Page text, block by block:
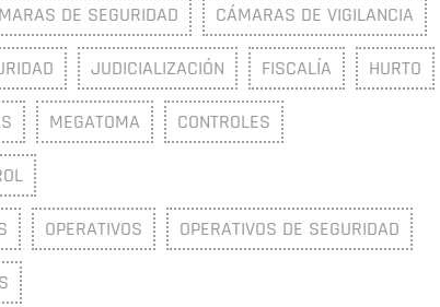
DE SEGURIDAD CÁMARAS DE VIGILANCIA
JUDICIALIZACIÓN FISCALÍA HURTO
MEGATOMA CONTROLES
OPERATIVOS OPERATIVOS DE SEGURIDAD